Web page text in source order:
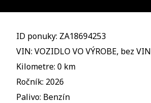
ID ponuky: ZA18694253
VIN: VOZIDLO VO VÝROBE, bez VIN
Kilometre: 0 km
Ročník: 2026
Palivo: Benzín